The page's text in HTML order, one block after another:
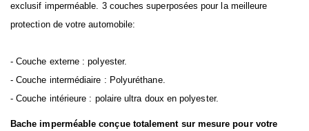
exclusif imperméable. 3 couches superposées pour la meilleure
protection de votre automobile:
- Couche externe : polyester.
- Couche intermédiaire : Polyuréthane.
- Couche intérieure : polaire ultra doux en polyester.
Bache imperméable conçue totalement sur mesure pour votre